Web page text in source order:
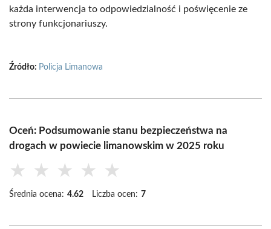
każda interwencja to odpowiedzialność i poświęcenie ze
strony funkcjonariuszy.
Źródło: Policja Limanowa
Oceń: Podsumowanie stanu bezpieczeństwa na
drogach w powiecie limanowskim w 2025 roku
★ ★ ★ ★ ★
Średnia ocena: 4.62 Liczba ocen: 7